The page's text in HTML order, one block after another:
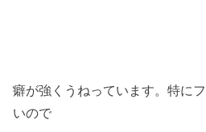
癖が強くうねっています。特に
いので